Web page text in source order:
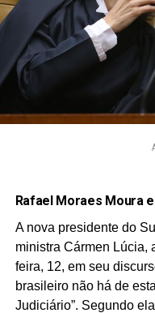
Rafael Moraes Moura
A nova presidente do
ministra Cármen Lúcia,
feira, 12, em seu
brasileiro não há de
Judiciário”. Segundo